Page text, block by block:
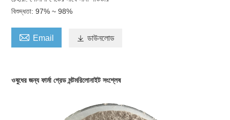
বিশুদ্ধতা: 97% ~ 98%
 Email  ডাউনলোড
ওষুধের জন্য ফার্মা গ্রেড মন্টমরিলোনাইট সংশ্লেষ